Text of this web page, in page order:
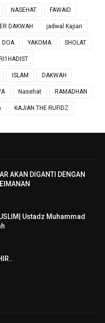
NASEHAT FAWAID
DAKWAH jadwal Kajian
DOA YAKOMA SHOLAT
ISLAM DAKWAH
Nasehat RAMADHAN
KAJIAN THE RUFIDZ
AKAN DIGANTI DENGAN
Ustadz Muhammad